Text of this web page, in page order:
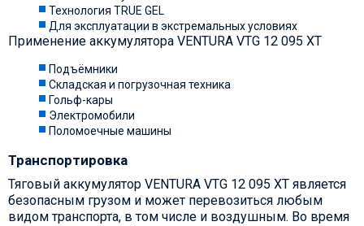
Технология TRUE GEL
Для эксплуатации в экстремальных условиях
Применение аккумулятора VENTURA VTG 12 095 XT
Подъёмники
Складская и погрузочная техника
Гольф-кары
Электромобили
Поломоечные машины
Транспортировка
Тяговый аккумулятор VENTURA VTG 12 095 XT является
безопасным грузом и может перевозиться любым
видом транспорта, в том числе и воздушным. Во время